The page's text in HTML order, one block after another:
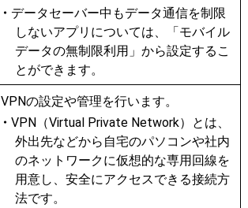
データセーバー中もデータ通信を制限
しないアプリについては、「モバイル
データの無制限利用」から設定するこ
とができます。
VPNの設定や管理を行います。
VPN（Virtual Private Network）とは、
外出先などから自宅のパソコンや社内
のネットワークに仮想的な専用回線を
用意し、安全にアクセスできる接続方
法です。